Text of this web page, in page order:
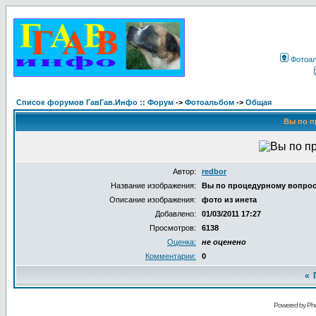
Список форумов ГавГав.Инфо :: Форум -> Фотоальбом -> Общая
Вы по
Автор:
redbor
Название изображения:
Вы по процедурному
Описание изображения:
фото из инета
Добавлено:
01/03/2011 17:27
Просмотров:
6138
Оценка:
не оценено
Комментарии:
0
«
Powered by